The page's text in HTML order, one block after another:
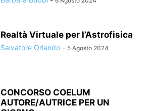
Realtà Virtuale per l’Astrofisica
Salvatore Orlando - 5 Agosto 2024
CONCORSO COELUM
AUTORE/AUTRICE PER UN